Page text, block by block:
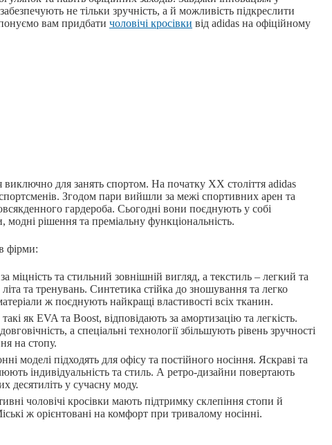
не тільки зручність, а й можливість підкреслити
вам придбати чоловічі кросівки від adidas на офіційному
для занять спортом. На початку XX століття adidas
Згодом пари вийшли за межі спортивних арен та
гардероба. Сьогодні вони поєднують у собі
модні рішення та преміальну функціональність.
фірми:
міцність та стильний зовнішній вигляд, а текстиль – легкий та
та тренувань. Синтетика стійка до зношування та легко
ж поєднують найкращі властивості всіх тканин.
як EVA та Boost, відповідають за амортизацію та легкість.
а спеціальні технології збільшують рівень зручності
на стопу.
моделі підходять для офісу та постійного носіння. Яскраві та
індивідуальність та стиль. А ретро-дизайни повертають
десятиліть у сучасну моду.
чоловічі кросівки мають підтримку склепіння стопи й
ж орієнтовані на комфорт при тривалому носінні.